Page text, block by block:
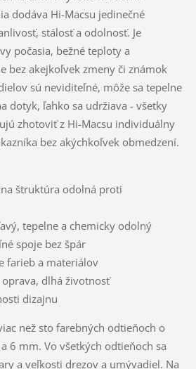
dodáva Hi-Macsu jedinečné
stálosť a odolnosť. Je
počasia, bežné teploty a
bez akejkoľvek zmeny či známok
sú neviditeľné, môže sa tepelne
dotyk, ľahko sa udržiava - všetky
zhotoviť z Hi-Macsu individuálny
bez akýchkoľvek obmedzení.
štruktúra odolná proti
tepelne a chemicky odolný
spoje bez špár
farieb a materiálov
dlhá životnosť
dizajnu
než sto farebných odtieňoch o
6 mm. Vo všetkých odtieňoch sa
a veľkosti drezov a umývadiel. Na